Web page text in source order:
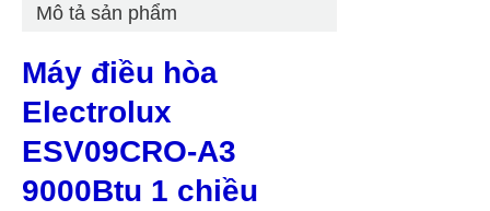
Mô tả sản phẩm
Máy điều hòa
Electrolux
ESV09CRO-A3
9000Btu 1 chiều